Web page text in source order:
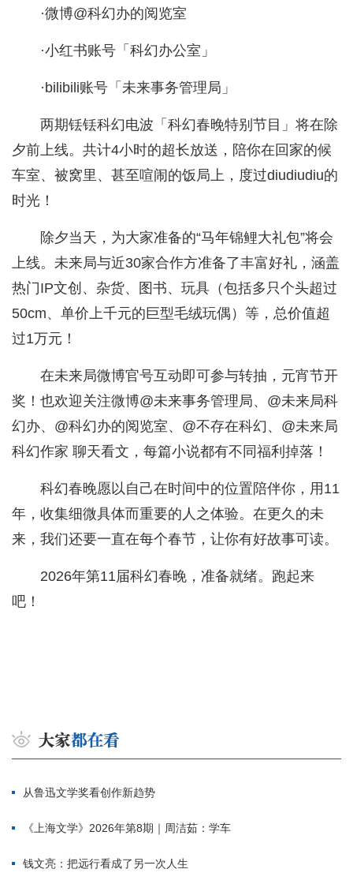
·微博@科幻办的阅览室
·小红书账号「科幻办公室」
·bilibili账号「未来事务管理局」
两期铥铥科幻电波「科幻春晚特别节目」将在除
夕前上线。共计4小时的超长放送，陪你在回家的候
车室、被窝里、甚至喧闹的饭局上，度过diudiudiu的
时光！
除夕当天，为大家准备的“马年锦鲤大礼包”将会
上线。未来局与近30家合作方准备了丰富好礼，涵盖
热门IP文创、杂货、图书、玩具（包括多只个头超过
50cm、单价上千元的巨型毛绒玩偶）等，总价值超
过1万元！
在未来局微博官号互动即可参与转抽，元宵节开
奖！也欢迎关注微博@未来事务管理局、@未来局科
幻办、@科幻办的阅览室、@不存在科幻、@未来局
科幻作家 聊天看文，每篇小说都有不同福利掉落！
科幻春晚愿以自己在时间中的位置陪伴你，用11
年，收集细微具体而重要的人之体验。在更久的未
来，我们还要一直在每个春节，让你有好故事可读。
2026年第11届科幻春晚，准备就绪。跑起来
吧！
从鲁迅文学奖看创作新趋势
《上海文学》2026年第8期｜周洁茹：学车
钱文亮：把远行看成了另一次人生